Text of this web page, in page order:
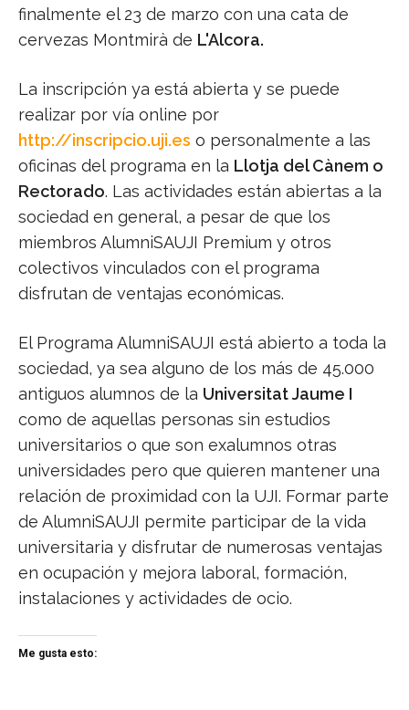
finalmente el 23 de marzo con una cata de
cervezas Montmirà de L'Alcora.
La inscripción ya está abierta y se puede
realizar por vía online por
http://inscripcio.uji.es o personalmente a las
oficinas del programa en la Llotja del Cànem o
Rectorado. Las actividades están abiertas a la
sociedad en general, a pesar de que los
miembros AlumniSAUJI Premium y otros
colectivos vinculados con el programa
disfrutan de ventajas económicas.
El Programa AlumniSAUJI está abierto a toda la
sociedad, ya sea alguno de los más de 45.000
antiguos alumnos de la Universitat Jaume I
como de aquellas personas sin estudios
universitarios o que son exalumnos otras
universidades pero que quieren mantener una
relación de proximidad con la UJI. Formar parte
de AlumniSAUJI permite participar de la vida
universitaria y disfrutar de numerosas ventajas
en ocupación y mejora laboral, formación,
instalaciones y actividades de ocio.
Me gusta esto: